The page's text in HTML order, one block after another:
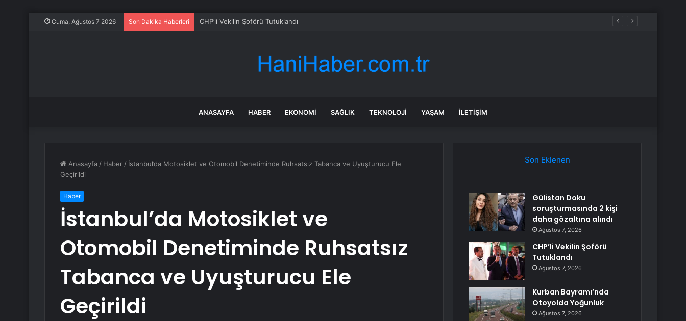
Cuma, Ağustos 7 2026 Son Dakika Haberleri Kurban Bayramı’nda Otoyolda Yoğunluk
ANASAYFA HABER EKONOMI SAĞLIK TEKNOLOJI YAŞAM İLETIŞIM
Anasayfa / Haber / İstanbul’da Motosiklet ve Otomobil Denetiminde Ruhsatsız Tabanca ve Uyuşturucu Ele
Geçirildi
Haber
İstanbul’da Motosiklet ve
Otomobil Denetiminde Ruhsatsız
Tabanca ve Uyuşturucu Ele
Geçirildi
Son Eklenen
Gülistan Doku
soruşturmasında 2 kişi
daha gözaltına alındı
Ağustos 7, 2026
CHP’li Vekilin Şoförü
Tutuklandı
Ağustos 7, 2026
Kurban Bayramı’nda
Otoyolda Yoğunluk
Ağustos 7, 2026